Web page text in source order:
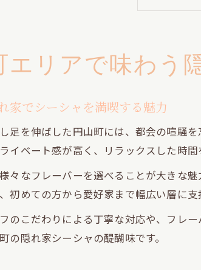
静か
道玄
エリアで味わう
家でシーシャを満喫する魅力
足を伸ばした円山町には、都会の喧騒
イベート感が高く、リラックスした時間
々なフレーバーを選べることが大きな
初めての方から愛好家まで幅広い層に支
のこだわりによる丁寧な対応や、フレ
の隠れ家シーシャの醍醐味です。